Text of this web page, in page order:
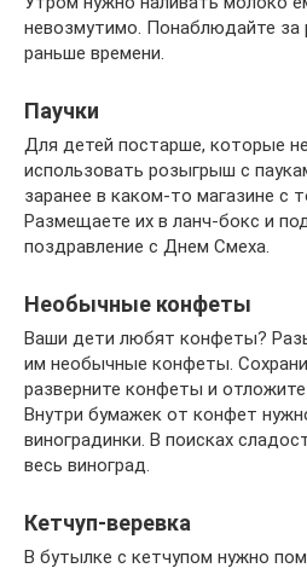
невозмутимо. Понаблюдайте за
раньше времени.
Паучки
Для детей постарше, которые
использовать розыгрыш с
заранее в каком-то магазине с
Размещаете их в ланч-бокс и
поздравление с Днем Смеха.
Необычные конфеты
Ваши дети любят конфеты?
им необычные конфеты.
разверните конфеты и
Внутри бумажек от конфет
виноградинки. В поисках
весь виноград.
Кетчуп-веревка
В бутылке с кетчупом нужно